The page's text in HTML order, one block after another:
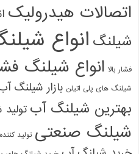
اتصالات هیدرولیک
شیلنگ انواع
فشار بالا انواع شیلنگ
شیلنگ های پلی اتیلن بازار شیلنگ
بهترین شیلنگ آب
شیلنگ صنعتی تولید